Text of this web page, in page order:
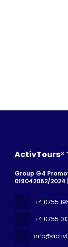
ActivTours®
Group G4
019042062/
+4 0755
+4 0755